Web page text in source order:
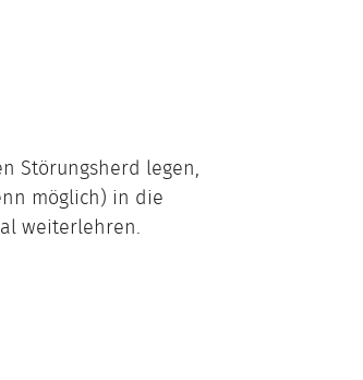
Störungsherd legen,
möglich) in die
weiterlehren.